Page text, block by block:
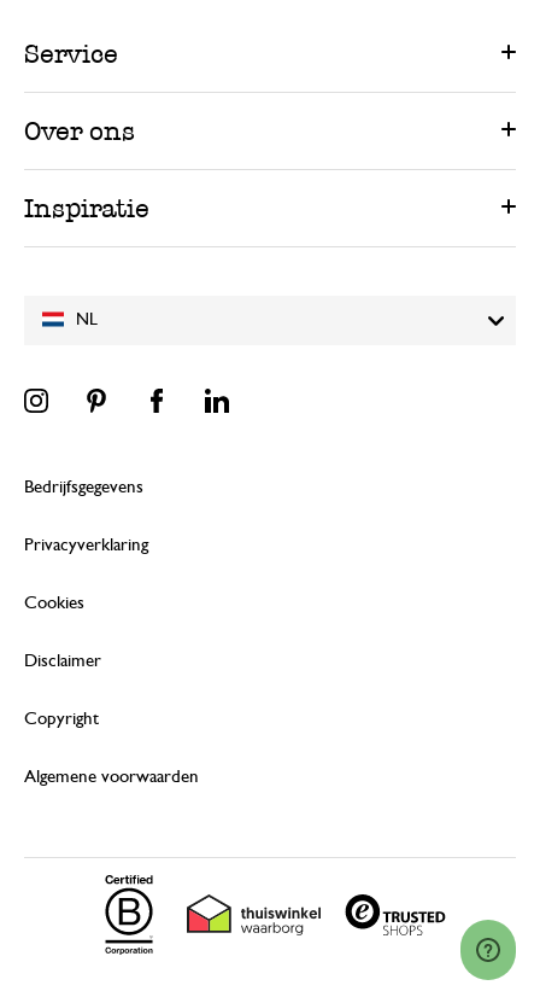
NL
Service
Over ons
Inspiratie
Bedrijfsgegevens
Privacyverklaring
Cookies
Disclaimer
Copyright
Algemene voorwaarden